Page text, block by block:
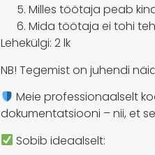
Milles töötaja peab
Mida töötaja ei tohi
Lehekülgi: 2 lk
NB! Tegemist on juhendi
Meie professionaalselt
dokumentatsiooni – nii, et
Sobib ideaalselt: